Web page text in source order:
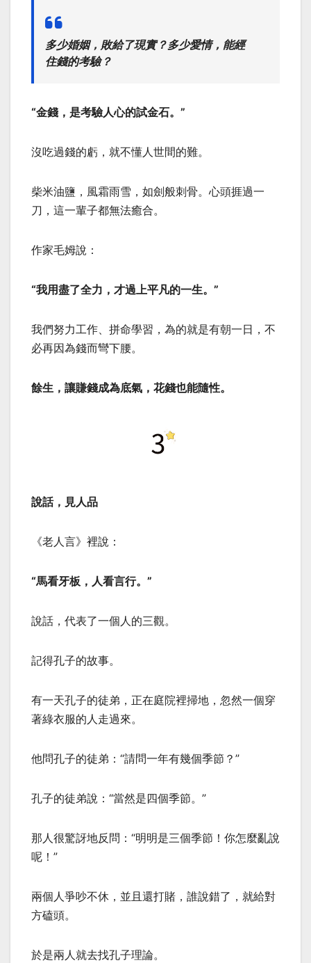
多少婚姻，敗給了現實？多少愛情，能經
住錢的考驗？
“金錢，是考驗人心的試金石。”
沒吃過錢的虧，就不懂人世間的難。
柴米油鹽，風霜雨雪，如劍般刺骨。心頭捱過一
刀，這一輩子都無法癒合。
作家毛姆說：
“我用盡了全力，才過上平凡的一生。”
我們努力工作、拼命學習，為的就是有朝一日，不
必再因為錢而彎下腰。
餘生，讓賺錢成為底氣，花錢也能隨性。
說話，見人品
《老人言》裡說：
“馬看牙板，人看言行。”
說話，代表了一個人的三觀。
記得孔子的故事。
有一天孔子的徒弟，正在庭院裡掃地，忽然一個穿
著綠衣服的人走過來。
他問孔子的徒弟：“請問一年有幾個季節？”
孔子的徒弟說：“當然是四個季節。”
那人很驚訝地反問：“明明是三個季節！你怎麼亂說
呢！”
兩個人爭吵不休，並且還打賭，誰說錯了，就給對
方磕頭。
於是兩人就去找孔子理論。